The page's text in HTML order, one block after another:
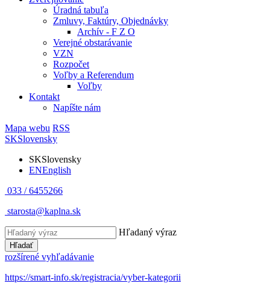
Úradná tabuľa
Zmluvy, Faktúry, Objednávky
Archív - F Z O
Verejné obstarávanie
VZN
Rozpočet
Voľby a Referendum
Voľby
Kontakt
Napíšte nám
Mapa webu RSS
SKSlovensky
SKSlovensky
ENEnglish
033 / 6455266
starosta@kaplna.sk
Hľadaný výraz
Hľadať
rozšírené vyhľadávanie
https://smart-info.sk/registracia/vyber-kategorii